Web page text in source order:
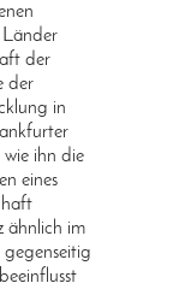
der
der
in
ihn die
eines
ähnlich im